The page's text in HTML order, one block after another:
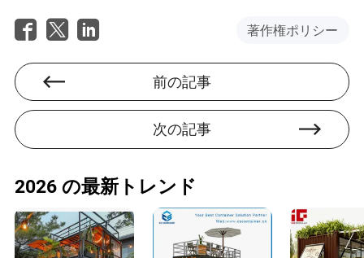
訪問時に：
スタッフとボランティアの動物とのやり取りを観察
する
健康的な被毛、警戒した目、友好的な行動を探す
適切な質問をする
重要な質問には以下が含まれます：
「動物の気性はどのようなものですか？」
著作権ポリシー
前の記事
次の記事
2026 の最新トレンド